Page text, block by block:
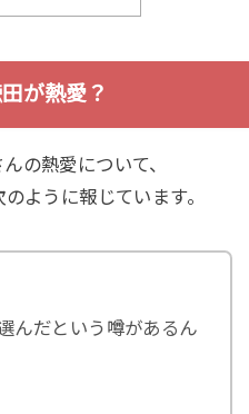
が熱愛？
の熱愛について、
ように報じています。
んだという噂があるん